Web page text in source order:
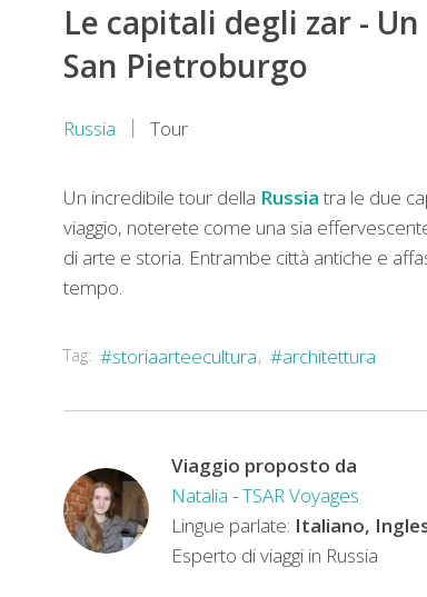
Le capitali degli zar -
San Pietroburgo
Russia Tour
Un incredibile tour della Russiatra le due
viaggio, noterete come una sia
di arte e storia. Entrambe città antiche e
tempo.
Tag: #storiaarteecultura #architettura
Viaggio proposto da
Natalia -TSAR Voyages
Lingue parlate: Italiano,
Esperto di viaggi in Russia